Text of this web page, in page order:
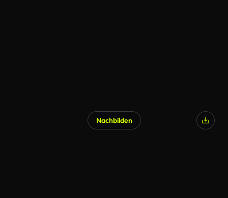
Nachbilden